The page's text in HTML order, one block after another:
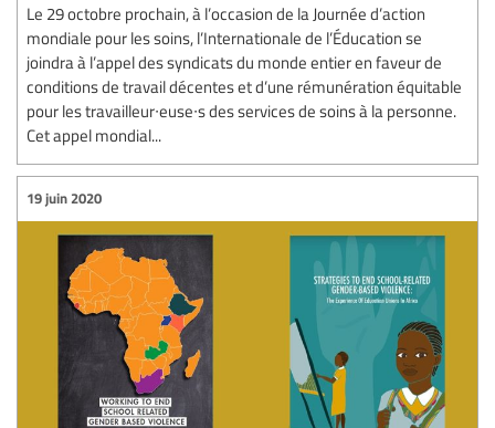
Le 29 octobre prochain, à l’occasion de la Journée d’action
mondiale pour les soins, l’Internationale de l’Éducation se
joindra à l’appel des syndicats du monde entier en faveur de
conditions de travail décentes et d’une rémunération équitable
pour les travailleur∙euse∙s des services de soins à la personne.
Cet appel mondial...
19 juin 2020